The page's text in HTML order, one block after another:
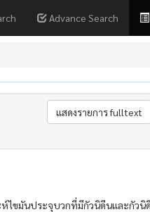
Advance Search
ห์ไขมันประจุบวกที่มีกัวนิดีนและกัวนิ